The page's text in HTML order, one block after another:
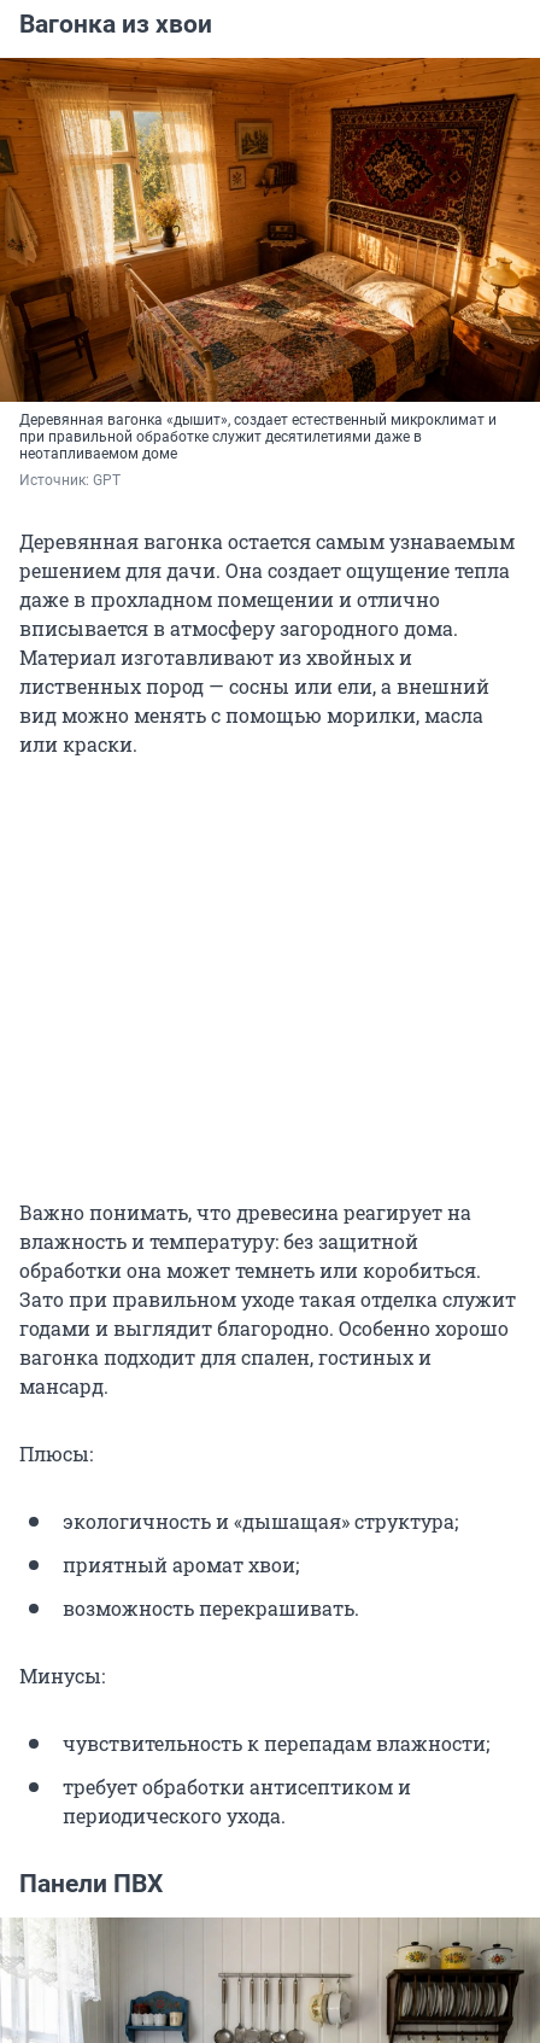
Вагонка из хвои
Деревянная вагонка «дышит», создает естественный микроклимат и
при правильной обработке служит десятилетиями даже в
неотапливаемом доме
Источник: GPT
Деревянная вагонка остается самым узнаваемым
решением для дачи. Она создает ощущение тепла
даже в прохладном помещении и отлично
вписывается в атмосферу загородного дома.
Материал изготавливают из хвойных и
лиственных пород — сосны или ели, а внешний
вид можно менять с помощью морилки, масла
или краски.
Важно понимать, что древесина реагирует на
влажность и температуру: без защитной
обработки она может темнеть или коробиться.
Зато при правильном уходе такая отделка служит
годами и выглядит благородно. Особенно хорошо
вагонка подходит для спален, гостиных и
мансард.
Плюсы:
экологичность и «дышащая» структура;
приятный аромат хвои;
возможность перекрашивать.
Минусы:
чувствительность к перепадам влажности;
требует обработки антисептиком и
периодического ухода.
Панели ПВХ